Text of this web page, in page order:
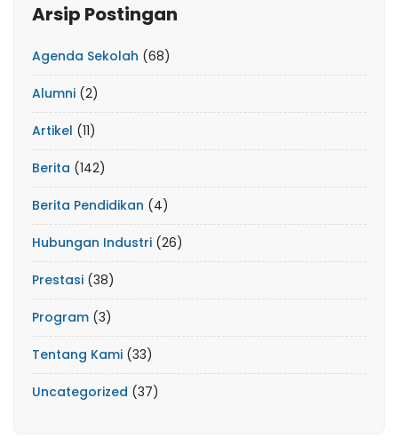
Arsip Postingan
Agenda Sekolah (68)
Alumni (2)
Artikel (11)
Berita (142)
Berita Pendidikan (4)
Hubungan Industri (26)
Prestasi (38)
Program (3)
Tentang Kami (33)
Uncategorized (37)